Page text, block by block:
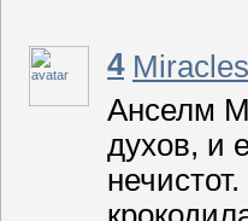
4
Анселм
духов, и